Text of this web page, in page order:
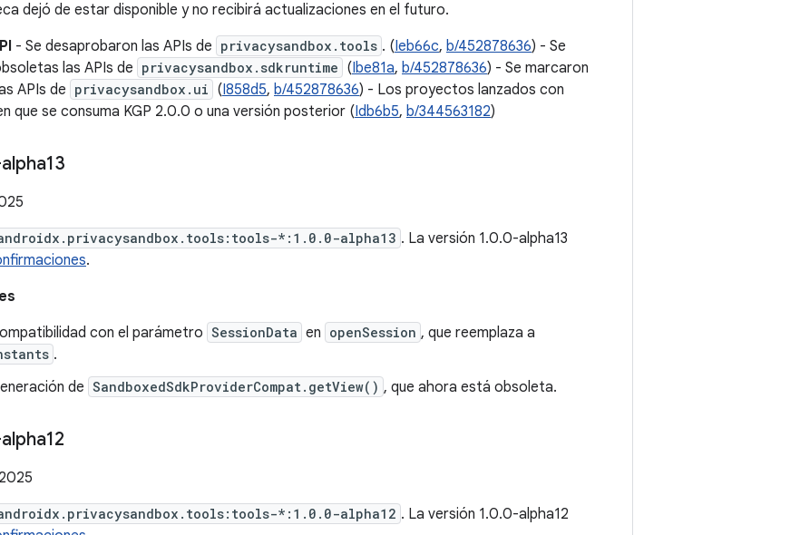
dejó de estar disponible y no recibirá actualizaciones en el futuro.
- Se desaprobaron las APIs de privacysandbox.tools . (Ieb66c, b/452878636) - Se
las APIs de privacysandbox.sdkruntime (Ibe81a, b/452878636) - Se marcaron
APIs de privacysandbox.ui (I858d5, b/452878636) - Los proyectos lanzados con
que se consuma KGP 2.0.0 o una versión posterior (Idb6b5, b/344563182)
*:1.0.0-alpha13 . La versión 1.0.0-alpha13
.
con el parámetro SessionData en openSession , que reemplaza a
.
de SandboxedSdkProviderCompat.getView() , que ahora está obsoleta.
*:1.0.0-alpha12 . La versión 1.0.0-alpha12